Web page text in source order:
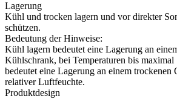
Lagerung
Kühl und trocken lagern und vor direkter
schützen.
Bedeutung der Hinweise:
Kühl lagern bedeutet eine Lagerung an
Kühlschrank, bei Temperaturen bis maximal
bedeutet eine Lagerung an einem
relativer Luftfeuchte.
Produktdesign